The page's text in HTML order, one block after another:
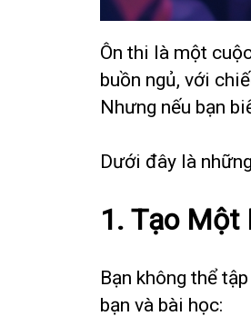
Ôn thi là một
buồn ngủ, với
Nhưng nếu bạn
Dưới đây là
1. Tạo Một
Bạn không thể
bạn và bài học: